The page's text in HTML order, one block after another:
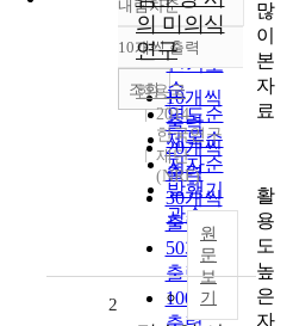
정확도
순
인기도
순
연도순
제목순
저자순
발행기
관순
내림차순
내림차순
10개씩 출력
10개씩
출력
20개씩
출력
30개씩
출력
50개씩
출력
100개씩
조회
의 미의식
연구
한용국
2014
한국연구
재단
(NRF)
원
문
보
기
2
많
이
본
자
료
활
용
도
높
은
자